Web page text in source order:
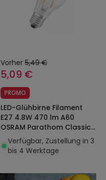
Vorher 5,49 €
5,09 €
PROMO
LED-Glühbirne Filament
E27 4.8W 470 lm A60
OSRAM Parathom Classic
4058075591158
Verfügbar, Zustellung in 3
bis 4 Werktage